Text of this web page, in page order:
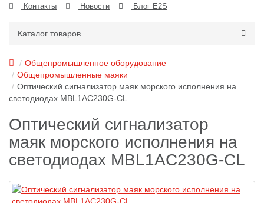
Контакты Новости Блог E2S
Каталог товаров
Общепромышленное оборудование
Общепромышленные маяки
Оптический сигнализатор маяк морского исполнения на
светодиодах MBL1AC230G-CL
Оптический сигнализатор
маяк морского исполнения на
светодиодах MBL1AC230G-CL